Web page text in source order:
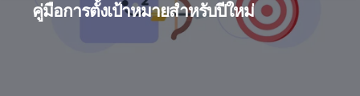
คู่มือการตั้งเป้าหมายสำหรับปีใหม่